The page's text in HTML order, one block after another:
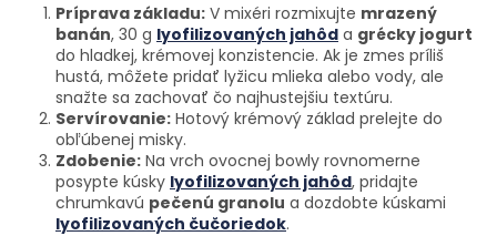
Príprava základu: V mixéri rozmixujte mrazený
banán, 30 g lyofilizovaných jahôd a grécky jogurt
do hladkej, krémovej konzistencie. Ak je zmes príliš
hustá, môžete pridať lyžicu mlieka alebo vody, ale
snažte sa zachovať čo najhustejšiu textúru.
Servírovanie: Hotový krémový základ prelejte do
obľúbenej misky.
Zdobenie: Na vrch ovocnej bowly rovnomerne
posypte kúsky lyofilizovaných jahôd, pridajte
chrumkavú pečenú granolu a dozdobte kúskami
lyofilizovaných čučoriedok.